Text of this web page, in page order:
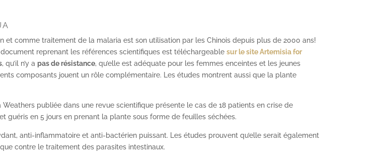
et comme traitement de la malaria est son utilisation par les Chinois depuis plus de 2000 ans!
reprenant les références scientifiques est téléchargeablesur le site Artemisia for
, qu’il n’y a pas de résistance, qu’elle est adéquate pour les femmes enceintes et les jeunes
composants jouent un rôle complémentaire. Les études montrent aussi que la plante
publiée dans une revue scientifique présente le cas de 18 patients en crise de
guéris en 5 jours en prenant la plante sous forme de feuilles séchées.
anti-inflammatoire et anti-bactérien puissant. Les études prouvent qu’elle serait également
contre le traitement des parasites intestinaux.